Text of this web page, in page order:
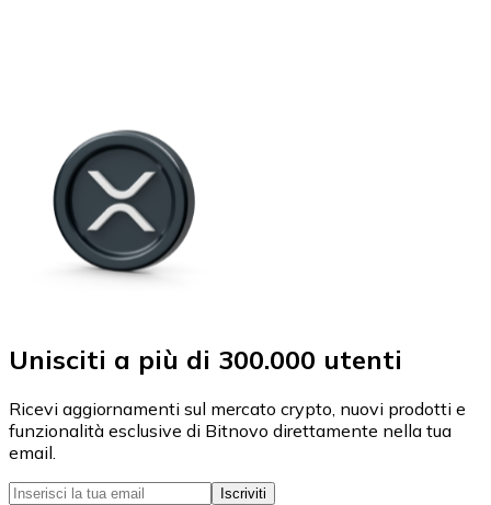
Unisciti a più di 300.000 utenti
Ricevi aggiornamenti sul mercato crypto, nuovi prodotti e
funzionalità esclusive di Bitnovo direttamente nella tua
email.
Iscriviti